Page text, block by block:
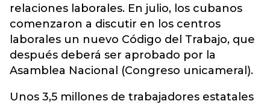
relaciones laborales. En julio, los cubanos
comenzaron a discutir en los centros
laborales un nuevo Código del Trabajo, que
después deberá ser aprobado por la
Asamblea Nacional (Congreso unicameral).
Unos 3,5 millones de trabajadores estatales